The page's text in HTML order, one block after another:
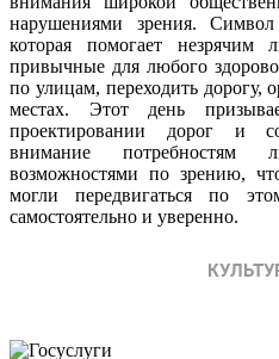
нарушениями зрения.
которая помогает незрячим
привычные для любого
по улицам, переходить дорогу,
местах. Этот день
проектировании дорог и
внимание потребностям
возможностями по зрению,
могли передвигаться по
самостоятельно и уверенно.